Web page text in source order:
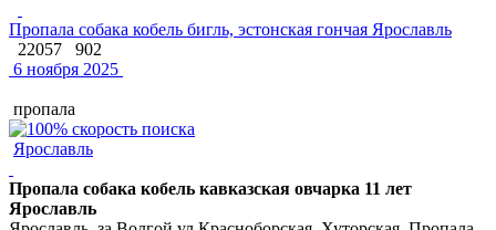
Пропала собака кобель бигль, эстонская гончая Ярославль
22057
902
6 ноября 2025
пропала
Ярославль
Пропала собака кобель кавказская овчарка 11 лет
Ярославль